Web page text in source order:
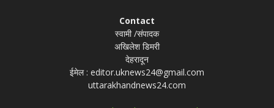
Contact
स्वामी /संपादक
अखिलेश डिमरी
देहरादून
ईमेल : editor.uknews24@gmail.com
uttarakhandnews24.com